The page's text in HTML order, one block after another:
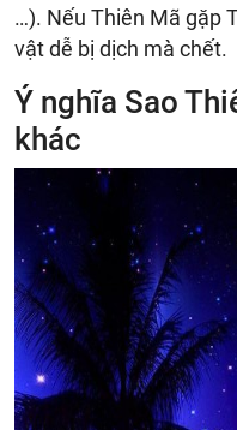
…). Nếu Thiên Mã gặp
vật dễ bị dịch mà chết.
Ý nghĩa Sao
khác